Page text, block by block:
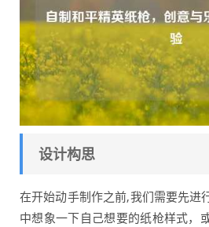
设计构思
在开始动手制作之前,我们需要先进
中想象一下自己想要的纸枪样式，